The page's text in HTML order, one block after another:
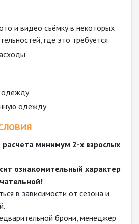
и видео съёмку в некоторых
где это требуется
одежду
одежду
минимум 2-х взрослых
ознакомительный характер
в зависимости от сезона и
брони, менеджер